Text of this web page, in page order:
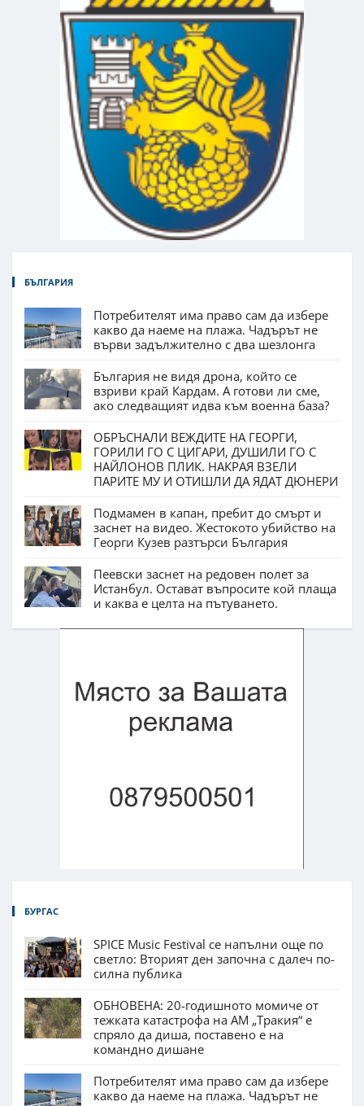
БЪЛГАРИЯ
Потребителят има право сам да избере
какво да наеме на плажа. Чадърът не
върви задължително с два шезлонга
България не видя дрона, който се
взриви край Кардам. А готови ли сме,
ако следващият идва към военна база?
ОБРЪСНАЛИ ВЕЖДИТЕ НА ГЕОРГИ,
ГОРИЛИ ГО С ЦИГАРИ, ДУШИЛИ ГО С
НАЙЛОНОВ ПЛИК. НАКРАЯ ВЗЕЛИ
ПАРИТЕ МУ И ОТИШЛИ ДА ЯДАТ ДЮНЕРИ
Подмамен в капан, пребит до смърт и
заснет на видео. Жестокото убийство на
Георги Кузев разтърси България
Пеевски заснет на редовен полет за
Истанбул. Остават въпросите кой плаща
и каква е целта на пътуването.
БУРГАС
SPICE Music Festival се напълни още по
светло: Вторият ден започна с далеч по-
силна публика
ОБНОВЕНА: 20-годишното момиче от
тежката катастрофа на АМ „Тракия“ е
спряло да диша, поставено е на
командно дишане
Потребителят има право сам да избере
какво да наеме на плажа. Чадърът не